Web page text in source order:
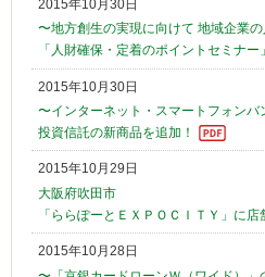
2015年10月30日
〜地方創生の実現に向けて 地域企業
「人財確保・定着のポイントセミナー
2015年10月30日
〜インターネット・スマートフォンバ
投資信託の新商品を追加！
2015年10月29日
大阪府吹田市
「ららぽーとＥＸＰＯＣＩＴＹ」に店
2015年10月28日